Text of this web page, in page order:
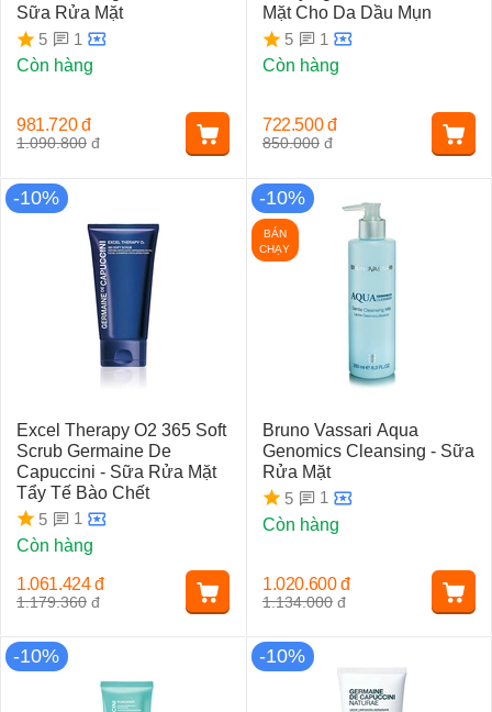
Sữa Rửa Mặt
5
1
Còn hàng
1.090.800 đ
981.720 đ
Mặt Cho Da Dầu Mụn
5
1
Còn hàng
850.000 đ
722.500 đ
-10%
Excel Therapy O2 365 Soft
Scrub Germaine De
Capuccini - Sữa Rửa Mặt
Tẩy Tế Bào Chết
5
1
Còn hàng
1.179.360 đ
1.061.424 đ
-10%
BÁN
CHẠY
Bruno Vassari Aqua
Genomics Cleansing - Sữa
Rửa Mặt
5
1
Còn hàng
1.134.000 đ
1.020.600 đ
-10% -10%